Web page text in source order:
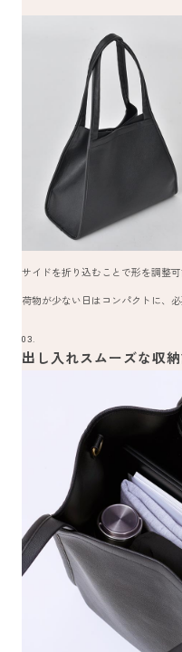
サイドを折り込むことで形を調整可
荷物が少ない日はコンパクトに、
03.
出し入れスムーズな収